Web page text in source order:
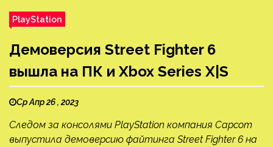
PlayStation
Демоверсия Street Fighter 6
вышла на ПК и Xbox Series X|S
Ср Апр 26 , 2023
Следом за консолями PlayStation компания Capcom
выпустила демоверсию файтинга Street Fighter 6 на